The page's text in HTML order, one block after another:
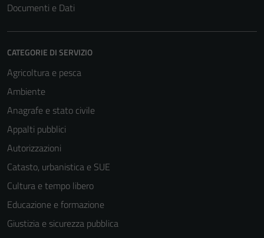
Documenti e Dati
CATEGORIE DI SERVIZIO
Agricoltura e pesca
Ambiente
Anagrafe e stato civile
Appalti pubblici
Autorizzazioni
Catasto, urbanistica e SUE
Cultura e tempo libero
Educazione e formazione
Giustizia e sicurezza pubblica